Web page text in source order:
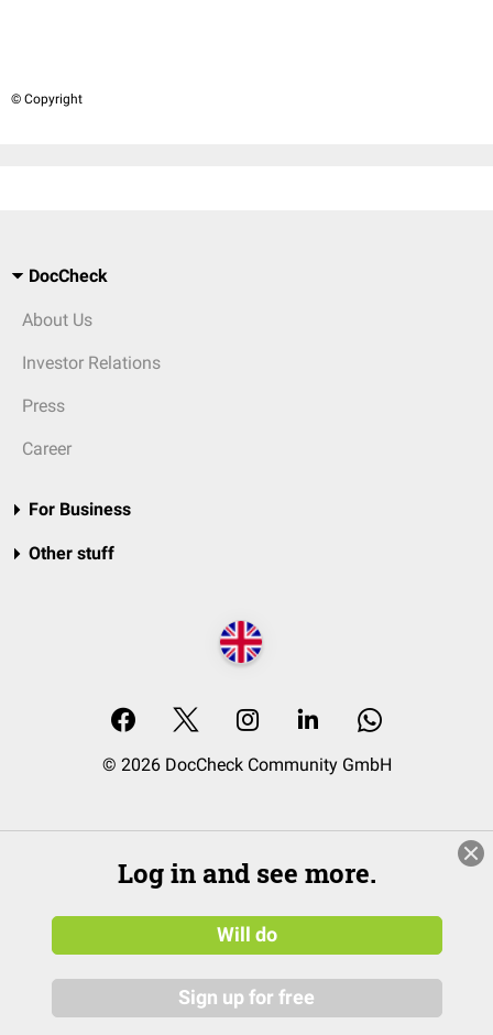
© Copyright
DocCheck
About Us
Investor Relations
Press
Career
For Business
Other stuff
© 2026 DocCheck Community GmbH
Log in and see more.
Will do
Sign up for free